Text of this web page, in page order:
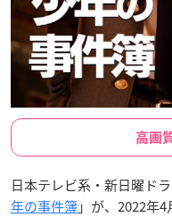
高画
日本テレビ系・新日曜ド
年の事件簿」が、2022年